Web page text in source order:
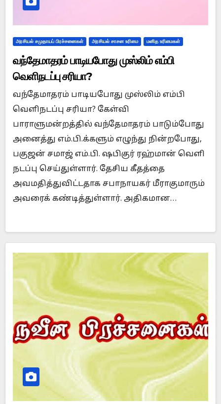
அரசியல் சமுதாயப் பிரச்சனைகள் அரசியல் சாசன உரிமை மனித உரிமைகள்
வந்தேமாதரம் பாடியபோது முஸ்லிம் எம்பி
வெளிநடப்பு சரியா?
வந்தேமாதரம் பாடியபோது முஸ்லிம் எம்பி
வெளிநடப்பு சரியா? கேள்வி
பாராளுமன்றத்தில் வந்தேமாதரம் பாடும்போது
அனைத்து எம்.பி.க்களும் எழுந்து நின்றபோது,
பகுஜன் சமாஜ் எம்.பி. ஷபிகுர் ரஹ்மான் வெளி
நடப்பு செய்துள்ளார். தேசிய கீதத்தை
அவமதித்துவிட்டதாக சபாநாயகர் மீராகுமாரும்
அவரைக் கண்டித்துள்ளார். அதிகமான…